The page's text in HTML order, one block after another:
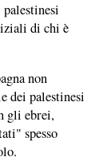
di chi è
non
dei palestinesi
gli ebrei,
spesso